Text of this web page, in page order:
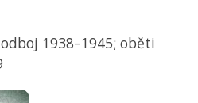
1938–1945; oběti